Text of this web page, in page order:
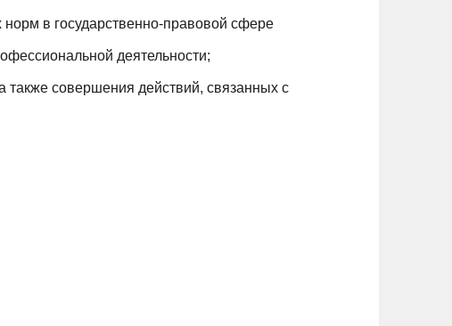
в государственно-правовой сфере
деятельности;
также совершения действий, связанных с